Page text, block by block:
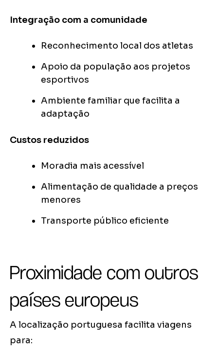
Integração com a comunidade
Reconhecimento local dos atletas
Apoio da população aos projetos
esportivos
Ambiente familiar que facilita a
adaptação
Custos reduzidos
Moradia mais acessível
Alimentação de qualidade a preços
menores
Transporte público eficiente
Proximidade com outros
países europeus
A localização portuguesa facilita viagens
para: